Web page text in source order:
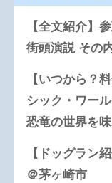
【全文紹介】
街頭演説 その
【いつから？
シック・ワー
恐竜の世界を味
【ドッグラン
＠茅ヶ崎市